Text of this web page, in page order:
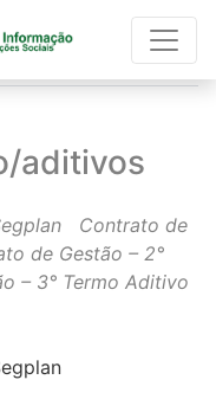
aditivos
aditivos
Contrato de
de Gestão – 2°
– 3° Termo Aditivo